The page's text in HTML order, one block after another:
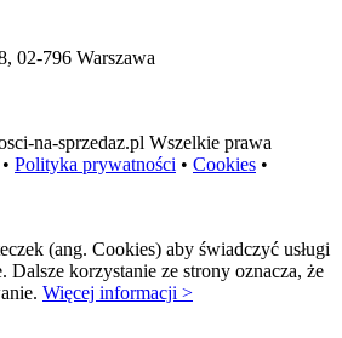
02-796 Warszawa
na-sprzedaz.pl Wszelkie prawa
• Polityka prywatności • Cookies •
(ang. Cookies) aby świadczyć usługi
Dalsze korzystanie ze strony oznacza, że
Więcej informacji >